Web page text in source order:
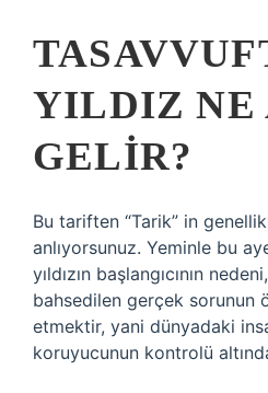
YILDIZ NE
GELIR?
Bu tariften “Tarik” in
anlıyorsunuz. Yeminle bu
yıldızın başlangıcının
bahsedilen gerçek sorunun
etmektir, yani dünyadaki
koruyucunun kontrolü